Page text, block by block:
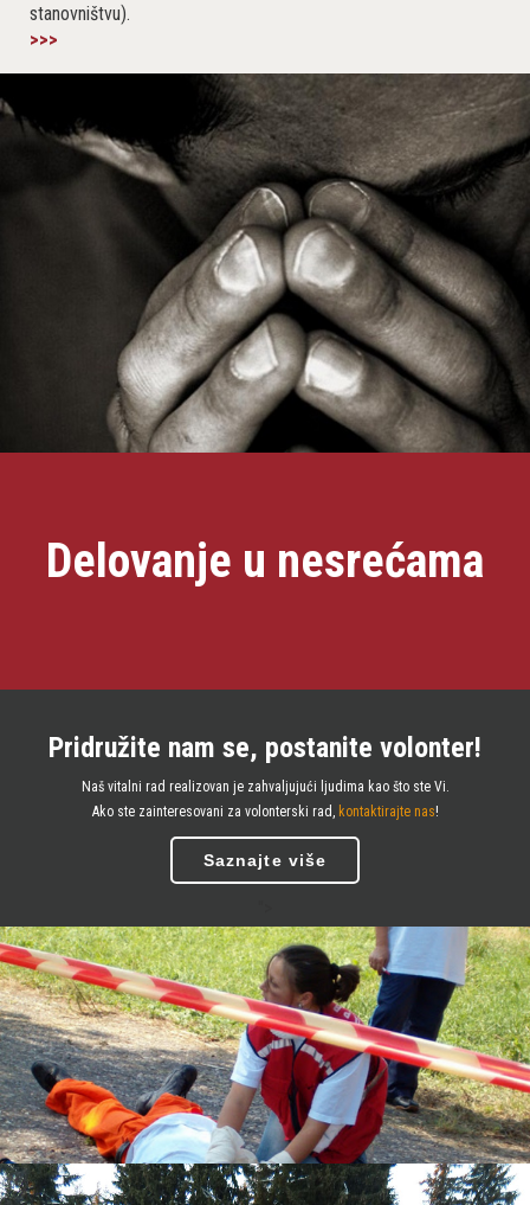
stanovništvu).
>>>
Delovanje u nesrećama
Pridružite nam se, postanite volonter!
Naš vitalni rad realizovan je zahvaljujući ljudima kao što ste Vi.
Ako ste zainteresovani za volonterski rad, kontaktirajte nas!
Saznajte više